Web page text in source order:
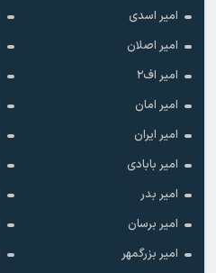
امیر اسدی
امیر اصلان
امیر اف۲
امیر امان
امیر ایران
امیر بابادی
امیر بدر
امیر برسان
امیر بزرگمهر